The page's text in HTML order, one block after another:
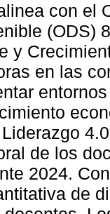
con el
(ODS)
y
en las
de los
2024.
de